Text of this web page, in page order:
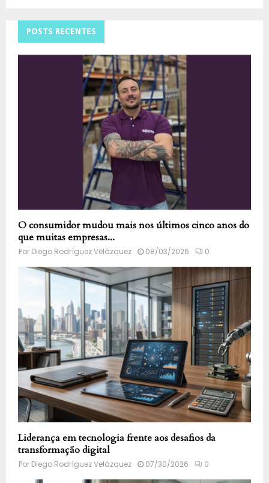
POSTS RECENTES
O consumidor mudou mais nos últimos cinco anos do
que muitas empresas...
Por Diego Rodríguez Velázquez 08/03/2026 0
Liderança em tecnologia frente aos desafios da
transformação digital
Por Diego Rodríguez Velázquez 07/30/2026 0